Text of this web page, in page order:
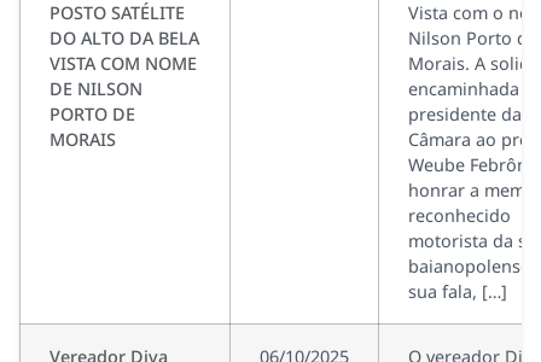
POSTO SATÉLITE
DO ALTO DA BELA
VISTA COM NOME
DE NILSON
PORTO DE
MORAIS
Vista com o
Nilson Porto de
Morais. A
encaminhada
presidente da
Câmara ao
Weube
honrar a
reconhecido
motorista da
baianopolense.
sua fala, […]
Vereador Diva
06/10/2025
O vereador